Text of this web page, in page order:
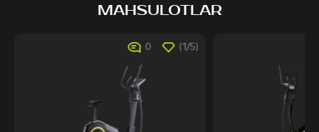
MAHSULOTLAR
0 (1/5)